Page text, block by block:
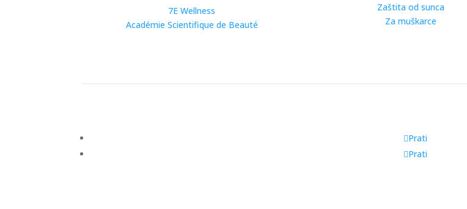
7E Wellness
Académie Scientifique de Beauté
Zaštita od sunca
Za muškarce
Prati
Prati